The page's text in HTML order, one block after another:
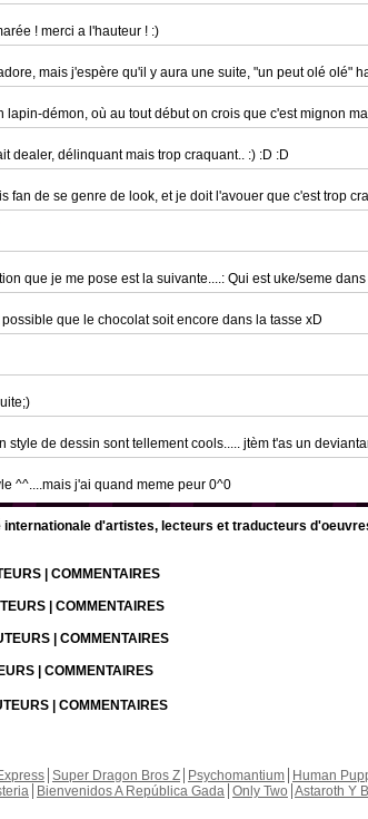
! merci a l'hauteur ! :)
mais j'espère qu'il y aura une suite, "un peut olé olé"
lapin-démon, où au tout début on crois que c'est mignon
dealer, délinquant mais trop craquant.. :) :D :D
fan de se genre de look, et je doit l'avouer que c'est trop
que je me pose est la suivante....: Qui est uke/seme
que le chocolat soit encore dans la tasse xD
style de dessin sont tellement cools..... jtèm t'as un
^^....mais j'ai quand meme peur 0^0
d'artistes, lecteurs et traducteurs
| COMMENTAIRES
| COMMENTAIRES
| COMMENTAIRES
| COMMENTAIRES
| COMMENTAIRES
Super Dragon Bros Z Psychomantium Human
Bienvenidos A República Gada Only Two Astaroth Y